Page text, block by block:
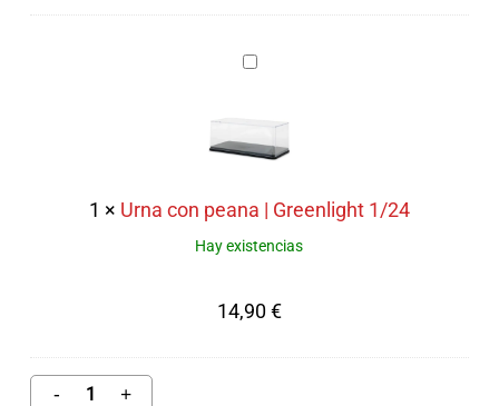
1/24
Urna
peana
Greenlight
1/24
1 × Urna con peana | Greenlight 1/24
Hay existencias
14,90€